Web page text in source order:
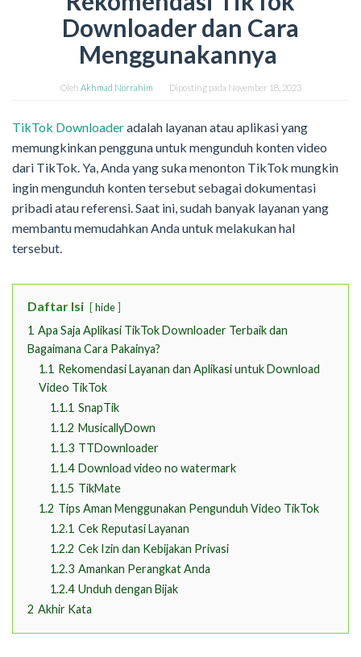
Downloader dan Cara
Menggunakannya
Oleh Akhmad Norrahim Diposting pada November 18, 2023
TikTok Downloaderadalah layanan atau aplikasi yang
memungkinkan pengguna untuk mengunduh konten video
dari TikTok. Ya, Anda yang suka menonton TikTok mungkin
ingin mengunduh konten tersebut sebagai dokumentasi
pribadi atau referensi. Saat ini, sudah banyak layanan yang
membantu memudahkan Anda untuk melakukan hal
tersebut.
Daftar Isi hide
1 Apa Saja Aplikasi TikTok Downloader Terbaik dan
Bagaimana Cara Pakainya?
1.1 Rekomendasi Layanan dan Aplikasi untuk Download
Video TikTok
1.1.1 SnapTik
1.1.2 MusicallyDown
1.1.3 TTDownloader
1.1.4 Download video no watermark
1.1.5 TikMate
1.2 Tips Aman Menggunakan Pengunduh Video TikTok
1.2.1 Cek Reputasi Layanan
1.2.2 Cek Izin dan Kebijakan Privasi
1.2.3 Amankan Perangkat Anda
1.2.4 Unduh dengan Bijak
2 Akhir Kata